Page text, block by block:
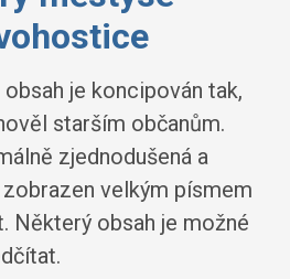
je koncipován tak,
starším občanům.
zjednodušená a
zobrazen velkým písmem
Některý obsah je možné